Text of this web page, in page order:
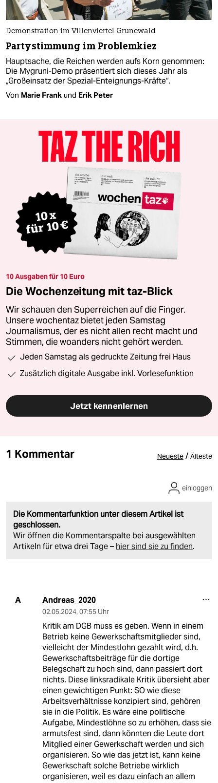
Demonstration im Villenviertel Grunewald
Partystimmung im Problemkiez
Hauptsache, die Reichen werden aufs Korn genommen:
Die Mygruni-Demo präsentiert sich dieses Jahr als
„Großeinsatz der Spezial-Enteignungs-Kräfte“.
Von Marie Frank und Erik Peter
10 Ausgaben für 10 Euro
Die Wochenzeitung mit taz-Blick
Wir schauen den Superreichen auf die Finger.
Unsere wochentaz bietet jeden Samstag
Journalismus, der es nicht allen recht macht und
Stimmen, die woanders nicht gehört werden.
Jeden Samstag als gedruckte Zeitung frei Haus
Zusätzlich digitale Ausgabe inkl. Vorlesefunktion
Jetzt kennenlernen
1 Kommentar Neueste / Älteste
Die Kommentarfunktion unter diesem Artikel ist
geschlossen.
Wir öffnen die Kommentarspalte bei ausgewählten
Artikeln für etwa drei Tage – hier sind sie zu finden.
einloggen
A Andreas_2020
02.05.2024, 07:55 Uhr
Kritik am DGB muss es geben. Wenn in einem
Betrieb keine Gewerkschaftsmitglieder sind,
vielleicht der Mindestlohn gezahlt wird, d.h.
Gewerkschaftsbeiträge für die dortige
Belegschaft zu hoch sind, dann passiert dort
nichts. Diese linksradikale Kritik übersieht aber
einen gewichtigen Punkt: SO wie diese
Arbeitsverhältnisse konzipiert sind, gehören
sie in die Politik. Es wäre eine politische
Aufgabe, Mindestlöhne so zu erhöhen, dass sie
armutsfest sind, dann könnten die Leute dort
Mitglied einer Gewerkschaft werden und sich
organisieren. So wie das jetzt ist, kann keine
Gewerkschaft solche Betriebe wirklich
organisieren, weil es dazu einfach an allem